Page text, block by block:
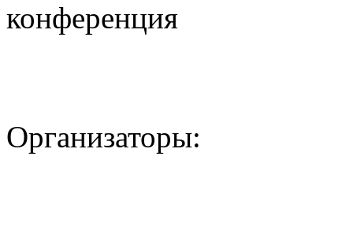
конференция
Организаторы: